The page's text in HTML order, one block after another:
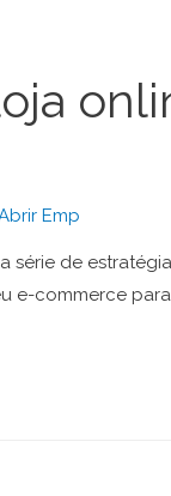
Emp
série de
e-commerce